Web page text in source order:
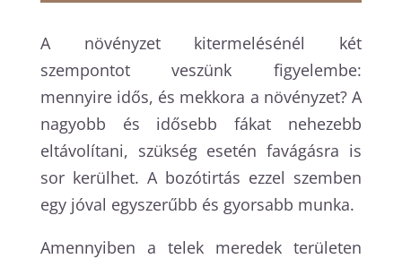
A növényzet kitermelésénél két
szempontot veszünk figyelembe:
mennyire idős, és mekkora a növényzet? A
nagyobb és idősebb fákat nehezebb
eltávolítani, szükség esetén favágásra is
sor kerülhet. A bozótirtás ezzel szemben
egy jóval egyszerűbb és gyorsabb munka.
Amennyiben a telek meredek területen